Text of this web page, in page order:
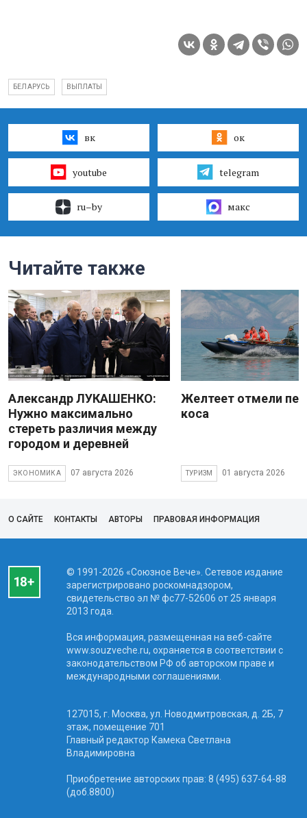
БЕЛАРУСЬ ВЫПЛАТЫ
вк ок
youtube telegram
ru–by макс
Читайте также
Александр ЛУКАШЕНКО:
Нужно максимально
стереть различия между
городом и деревней
ЭКОНОМИКА 07 августа 2026
Желтеет отмели
коса
ТУРИЗМ 01 августа 2026
О САЙТЕ КОНТАКТЫ АВТОРЫ ПРАВОВАЯ ИНФОРМАЦИЯ
© 1991-2026 «Союзное Вече». Сетевое издание
зарегистрировано роскомнадзором,
свидетельство эл № фc77-52606 от 25 января
2013 года.
Вся информация, размещенная на веб-сайте
www.souzveche.ru, охраняется в соответствии с
законодательством РФ об авторском праве и
международными соглашениями.
127015, г. Москва, ул. Новодмитровская, д. 2Б, 7
этаж, помещение 701
Главный редактор Камека Светлана
Владимировна
Приобретение авторских прав: 8 (495) 637-64-88
(доб.8800)